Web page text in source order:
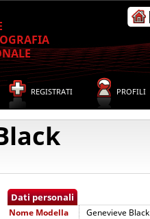
REGISTRATI PROFILI
Dati personali
Nome Modella
Genevieve Black